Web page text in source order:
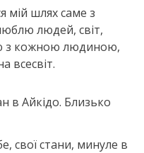
мій шлях саме з
людей, світ,
з кожною людиною,
всесвіт.
в Айкідо. Близько
свої стани, минуле в